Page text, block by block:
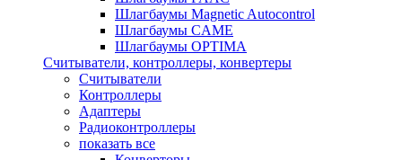
Шлагбаумы Magnetic Autocontrol
Шлагбаумы CAME
Шлагбаумы OPTIMA
Считыватели, контроллеры, конвертеры
Считыватели
Контроллеры
Адаптеры
Радиоконтроллеры
показать все